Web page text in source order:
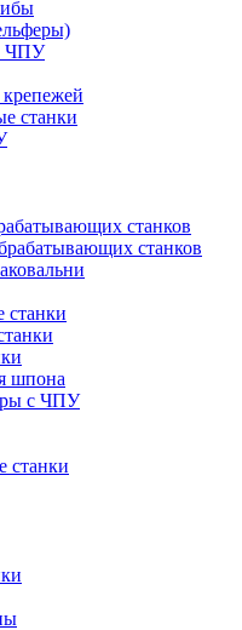
ЧПУ
крепежей
станки
станков
станков
станки
шпона
с ЧПУ
станки